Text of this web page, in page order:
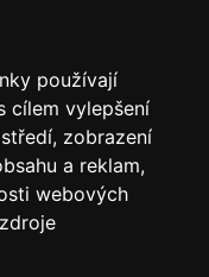
používají
cílem vylepšení
zobrazení
a reklam,
webových